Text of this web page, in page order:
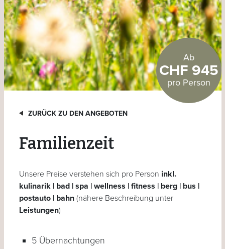
Ab
CHF 945
pro Person
ZURÜCK ZU DEN ANGEBOTEN
Familienzeit
Unsere Preise verstehen sich pro Person inkl.
kulinarik | bad | spa | wellness | fitness | berg | bus |
postauto | bahn(nähere Beschreibung unter
Leistungen)
5 Übernachtungen